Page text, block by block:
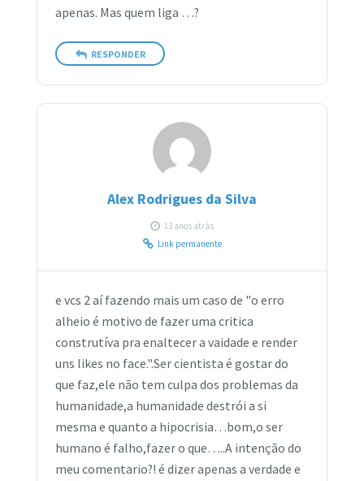
apenas. Mas quem liga …?
RESPONDER
Alex Rodrigues da Silva
13 anos atrás
Link permanente
e vcs 2 aí fazendo mais um caso de "o erro
alheio é motivo de fazer uma critica
construtíva pra enaltecer a vaidade e render
uns likes no face.".Ser cientista é gostar do
que faz,ele não tem culpa dos problemas da
humanidade,a humanidade destrói a si
mesma e quanto a hipocrisia…bom,o ser
humano é falho,fazer o que…..A intenção do
meu comentario?! é dizer apenas a verdade e